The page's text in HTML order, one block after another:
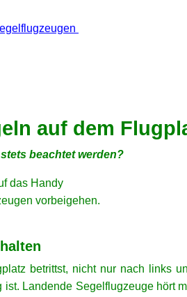
auf dem
beachtet werden?
das Handy
vorbeigehen.
betrittst, nicht nur nach links
Landende Segelflugzeuge hört